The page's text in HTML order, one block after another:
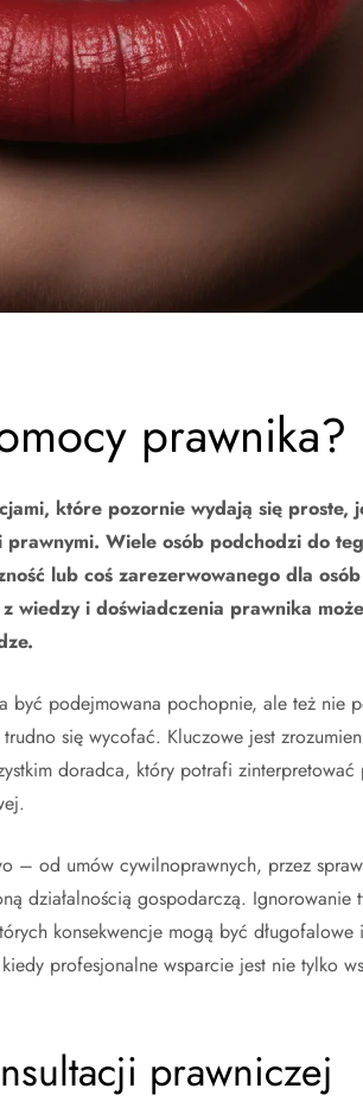
prawnika?
które pozornie wydają się proste,
Wiele osób podchodzi do
lub coś zarezerwowanego dla
wiedzy i doświadczenia prawnika
być podejmowana pochopnie, ale też nie
się wycofać. Kluczowe jest
doradca, który potrafi zinterpretować
– od umów cywilnoprawnych, przez
działalnością gospodarczą. Ignorowanie
konsekwencje mogą być długofalowe
profesjonalne wsparcie jest nie tylko
prawniczej